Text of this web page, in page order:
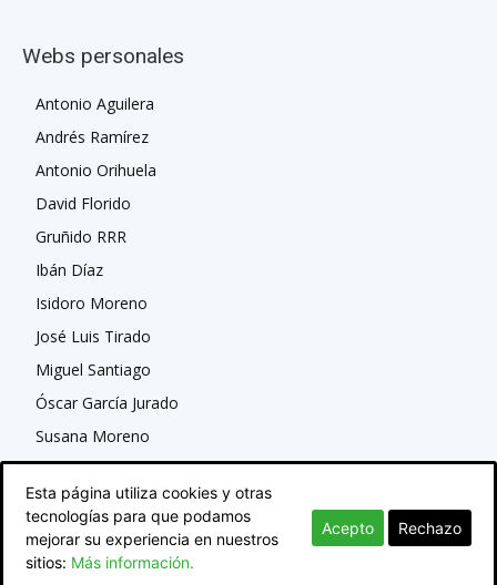
Webs personales
Antonio Aguilera
Andrés Ramírez
Antonio Orihuela
David Florido
Gruñido RRR
Ibán Díaz
Isidoro Moreno
José Luis Tirado
Miguel Santiago
Óscar García Jurado
Susana Moreno
© Newspaper WordPress Theme by TagDiv
Esta página utiliza cookies y otras
tecnologías para que podamos
mejorar su experiencia en nuestros
sitios: Más información.
Acepto Rechazo